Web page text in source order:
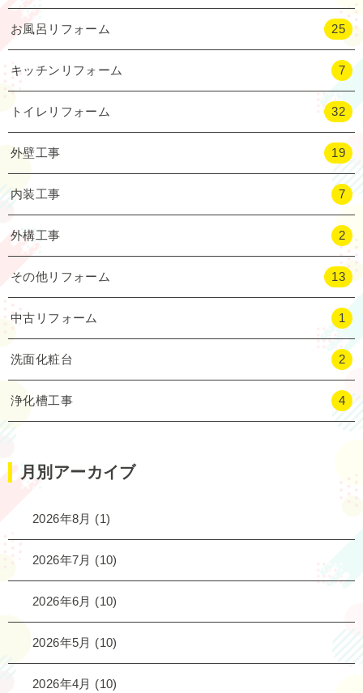
お風呂リフォーム 25
キッチンリフォーム 7
トイレリフォーム 32
外壁工事 19
内装工事 7
外構工事 2
その他リフォーム 13
中古リフォーム 1
洗面化粧台 2
浄化槽工事 4
月別アーカイブ
2026年8月 (1)
2026年7月 (10)
2026年6月 (10)
2026年5月 (10)
2026年4月 (10)